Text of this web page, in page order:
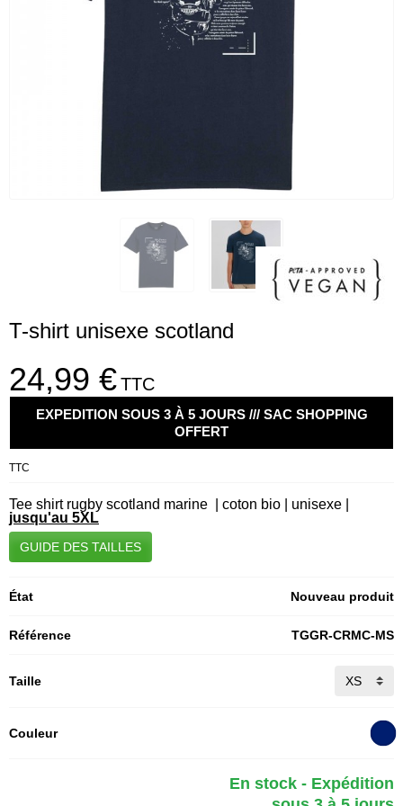
T-shirt unisexe scotland
24,99 €TTC
EXPEDITION SOUS 3 À 5 JOURS /// SAC SHOPPING
OFFERT
TTC
Tee shirt rugby scotland marine | coton bio | unisexe |
jusqu'au 5XL
GUIDE DES TAILLES
État Nouveau produit
Référence TGGR-CRMC-MS
Taille
Couleur
En stock - Expédition